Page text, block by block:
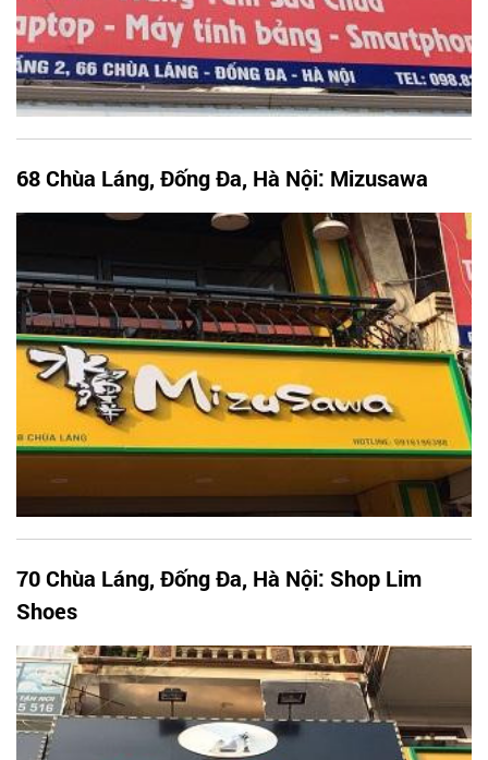
68 Chùa Láng, Đống Đa, Hà Nội: Mizusawa
70 Chùa Láng, Đống Đa, Hà Nội: Shop Lim
Shoes